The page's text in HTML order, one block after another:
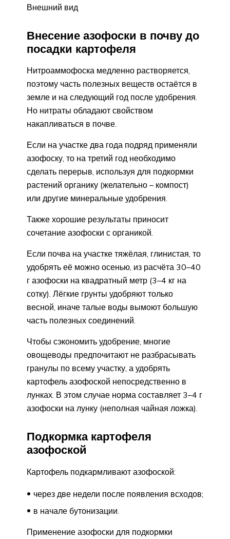
Внешний вид
Внесение азофоски в почву до
посадки картофеля
Нитроаммофоска медленно растворяется,
поэтому часть полезных веществ остаётся в
земле и на следующий год после удобрения.
Но нитраты обладают свойством
накапливаться в почве.
Если на участке два года подряд применяли
азофоску, то на третий год необходимо
сделать перерыв, используя для подкормки
растений органику (желательно – компост)
или другие минеральные удобрения.
Также хорошие результаты приносит
сочетание азофоски с органикой.
Если почва на участке тяжёлая, глинистая, то
удобрять её можно осенью, из расчёта 30–40
г азофоски на квадратный метр (3–4 кг на
сотку). Лёгкие грунты удобряют только
весной, иначе талые воды вымоют большую
часть полезных соединений.
Чтобы сэкономить удобрение, многие
овощеводы предпочитают не разбрасывать
гранулы по всему участку, а удобрять
картофель азофоской непосредственно в
лунках. В этом случае норма составляет 3–4 г
азофоски на лунку (неполная чайная ложка).
Подкормка картофеля
азофоской
Картофель подкармливают азофоской:
через две недели после появления всходов;
в начале бутонизации.
Применение азофоски для подкормки